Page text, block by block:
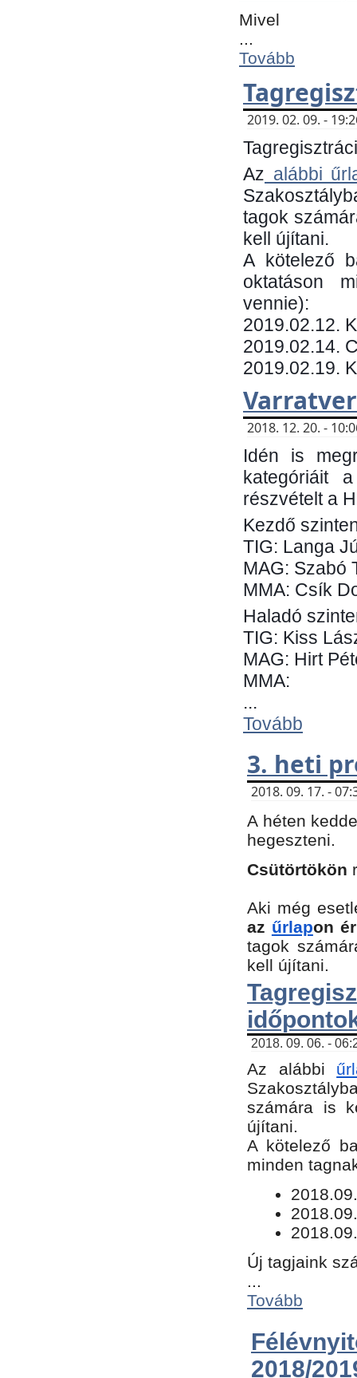
Mivel
...
Tovább
2019. 02. 09. -
Az alábbi
tagok
kell újítani.
​A kötelező
oktatáson
vennie):
​2019.02.12.
2019.02.14.
2019.02.19.
2018. 12. 20. -
Idén is
kategóriáit
részvételt a
Kezdő
TIG: Langa
MAG: Szabó
MMA: Csík
Haladó
TIG: Kiss
MAG: Hirt
MMA:
...
Tovább
3. heti
2018. 09. 17. -
A héten
hegeszteni.
Csütörtökön
Aki még
az űrlapon
tagok
kell újítani.
2018. 09. 06. -
Az alábbi
számára is
újítani.
​A kötelező
minden
Új tagjaink
...
Tovább
2018/